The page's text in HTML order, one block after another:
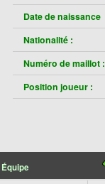
Date de naissance
Nationalité :
Numéro de maillot :
Position joueur :
Équipe